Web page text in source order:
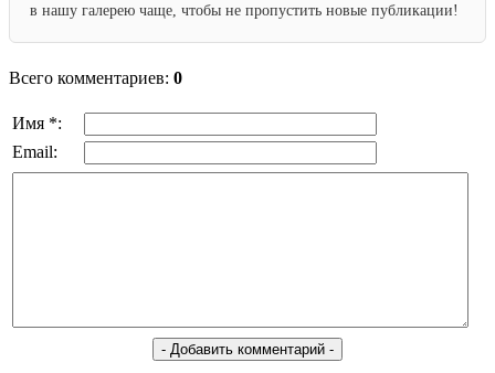
в нашу галерею чаще, чтобы не пропустить новые публикации!
Всего комментариев: 0
Имя *:
Email: